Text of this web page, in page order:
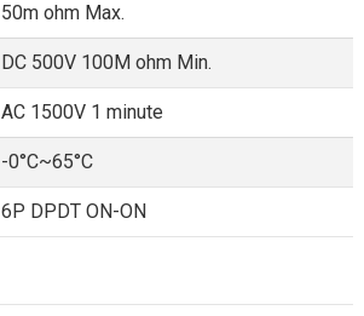
50m ohm Max.
DC 500V 100M ohm Min.
AC 1500V 1 minute
-0°C~65°C
6P DPDT ON-ON